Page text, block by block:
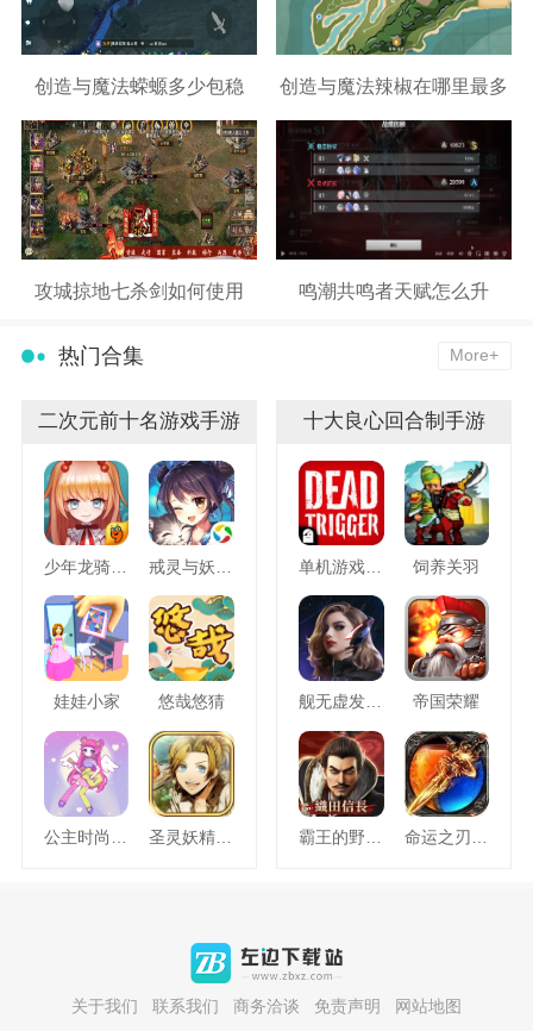
创造与魔法蝾螈多少包稳 创造与魔法辣椒在哪里最多
攻城掠地七杀剑如何使用 鸣潮共鸣者天赋怎么升
热门合集 More+
二次元前十名游戏手游
少年龙骑士九游版
娃娃小家 悠哉悠猜
十大良心回合制手游
饲养关羽
帝国荣耀
关于我们 联系我们 商务洽谈 免责声明 网站地图